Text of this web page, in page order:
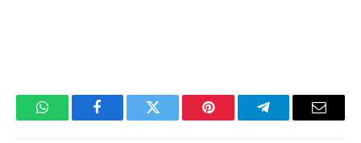
WhatsAppFacebookTwitter Pinterest TelegramaE-